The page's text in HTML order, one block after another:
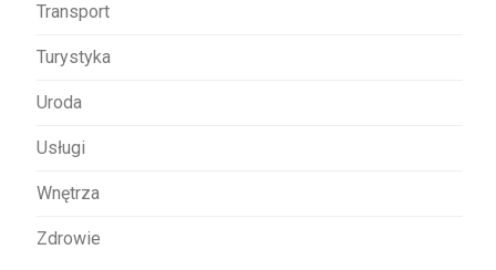
Transport
Turystyka
Uroda
Usługi
Wnętrza
Zdrowie